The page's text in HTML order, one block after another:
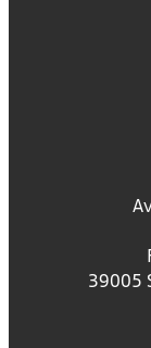
39005